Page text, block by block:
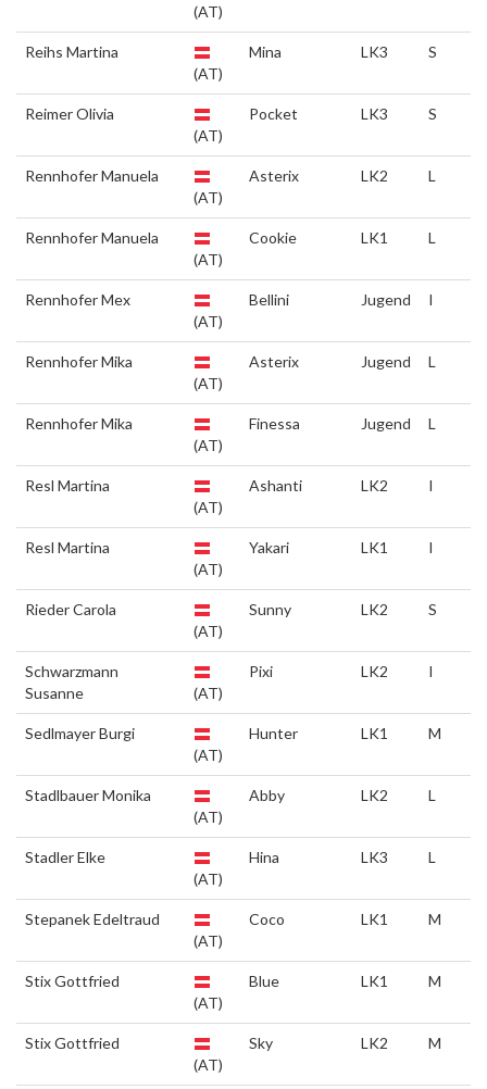
(AT)
Reihs Martina
(AT)
Mina LK3 S
Reimer Olivia
(AT)
Pocket LK3 S
Rennhofer Manuela
(AT)
Asterix LK2 L
Rennhofer Manuela
(AT)
Cookie LK1 L
Rennhofer Mex
(AT)
Bellini Jugend I
Rennhofer Mika
(AT)
Asterix Jugend L
Rennhofer Mika
(AT)
Finessa Jugend L
Resl Martina
(AT)
Ashanti LK2 I
Resl Martina
(AT)
Yakari LK1 I
Rieder Carola
(AT)
Sunny LK2 S
Schwarzmann
Susanne
(AT)
Pixi LK2 I
Sedlmayer Burgi
(AT)
Hunter LK1 M
Stadlbauer Monika
(AT)
Abby LK2 L
Stadler Elke
(AT)
Hina LK3 L
Stepanek Edeltraud
(AT)
Coco LK1 M
Stix Gottfried
(AT)
Blue LK1 M
Stix Gottfried
(AT)
Sky LK2 M